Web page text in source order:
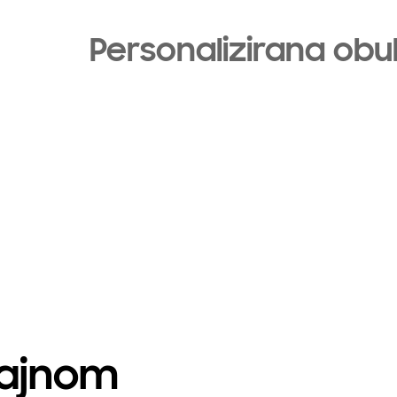
Personalizirana